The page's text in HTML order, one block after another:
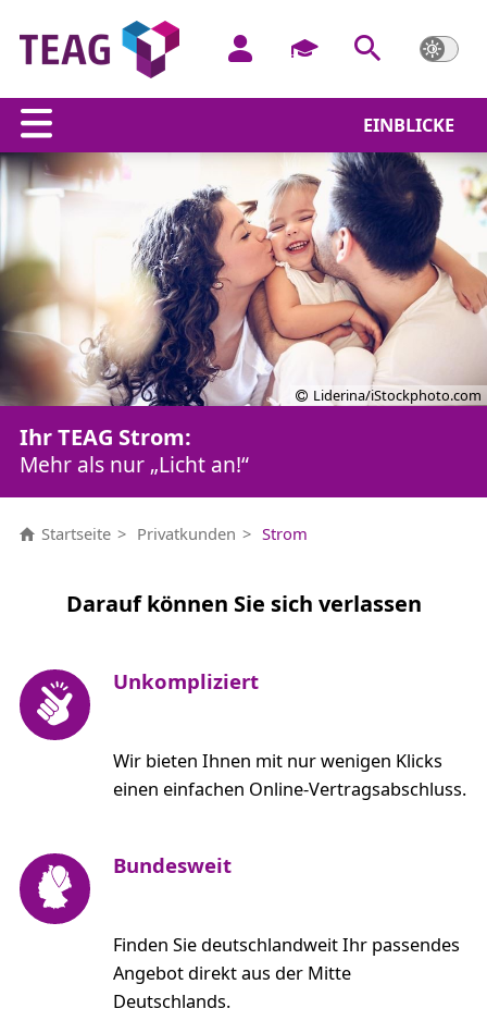
EINBLICKE
Liderina/iStockphoto.com
Ihr TEAG Strom:
Mehr als nur „Licht an!“
Startseite Privatkunden Strom
Darauf können Sie sich verlassen
Unkompliziert
Wir bieten Ihnen mit nur wenigen Klicks
einen einfachen Online-Vertragsabschluss.
Bundesweit
Finden Sie deutschlandweit Ihr passendes
Angebot direkt aus der Mitte
Deutschlands.